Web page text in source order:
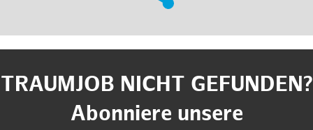
TRAUMJOB NICHT GEFUNDEN?
Abonniere unsere